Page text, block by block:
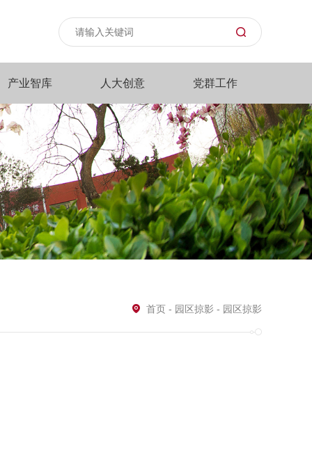
产业智库 人大创意 党群工作
首页 - 园区掠影 - 园区掠影